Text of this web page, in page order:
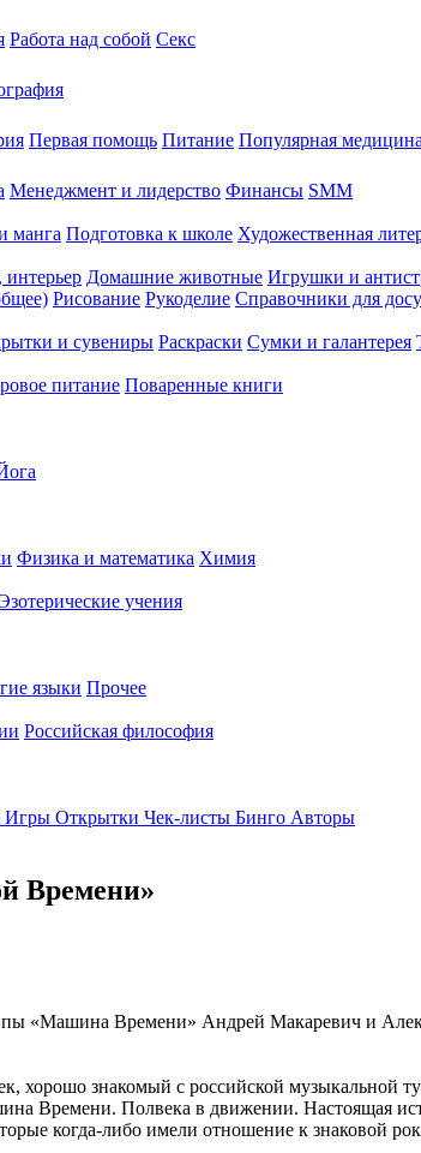
Работа над собой Секс
Первая помощь Питание Популярная медицина
Менеджмент и лидерство Финансы SMM
манга Подготовка к школе Художественная
интерьер Домашние животные Игрушки и
Рисование Рукоделие Справочники для
и сувениры Раскраски Сумки и галантерея
питание Поваренные книги
Физика и математика Химия
учения
языки Прочее
Российская философия
Игры Открытки Чек-листы Бинго Авторы
Времени»
«Машина Времени» Андрей Макаревич и
хорошо знакомый с российской музыкальной
Времени. Полвека в движении. Настоящая
когда-либо имели отношение к знаковой